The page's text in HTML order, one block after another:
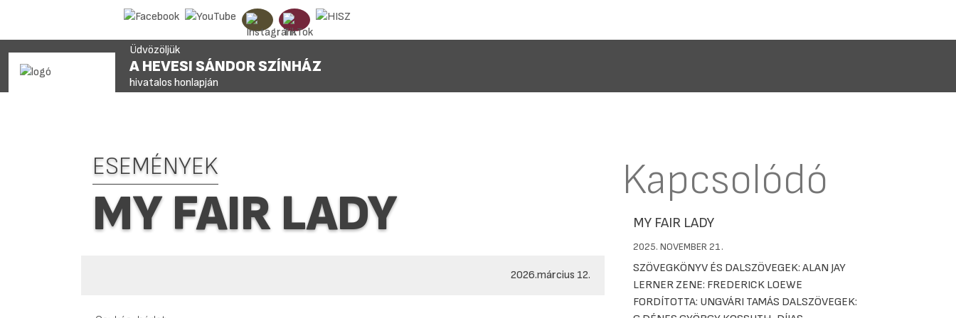
Üdvözöljük
A HEVESI SÁNDOR SZÍNHÁZ
hivatalos honlapján
ESEMÉNYEK
MY FAIR LADY
2026.március 12.
Kapcsolódó
MY FAIR LADY
2025. NOVEMBER 21.
SZÖVEGKÖNYV ÉS DALSZÖVEGEK: ALAN JAY
LERNER ZENE: FREDERICK LOEWE
FORDÍTOTTA: UNGVÁRI TAMÁS DALSZÖVEGEK: